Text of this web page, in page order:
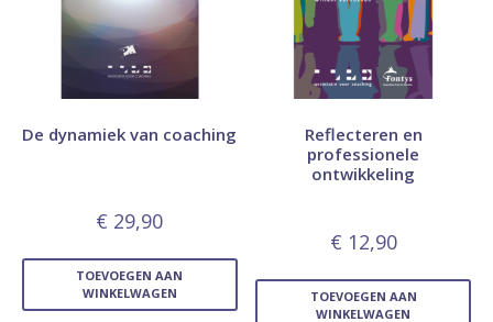
De dynamiek van coaching
€ 29,90
TOEVOEGEN AAN
WINKELWAGEN
Reflecteren en
professionele
ontwikkeling
€ 12,90
TOEVOEGEN AAN
WINKELWAGEN